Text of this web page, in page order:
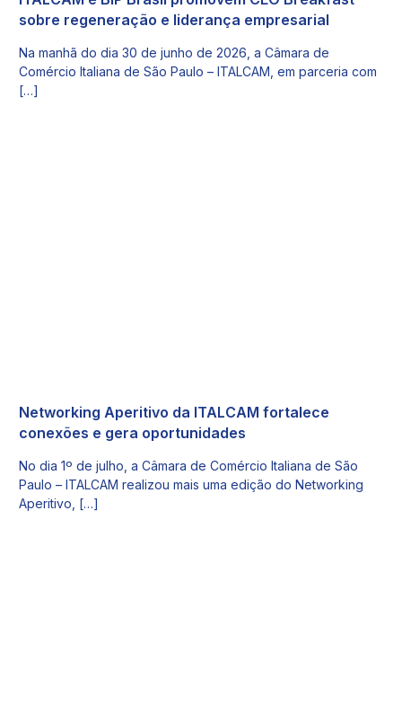
sobre regeneração e liderança empresarial
Na manhã do dia 30 de junho de 2026, a Câmara de
Comércio Italiana de São Paulo – ITALCAM, em parceria com
[…]
Networking Aperitivo da ITALCAM fortalece
conexões e gera oportunidades
No dia 1º de julho, a Câmara de Comércio Italiana de São
Paulo – ITALCAM realizou mais uma edição do Networking
Aperitivo, […]